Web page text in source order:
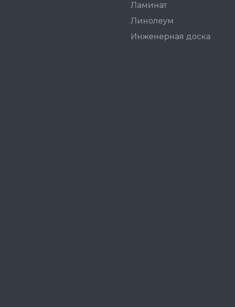
Ламинат
Линолеум
Инженерная доска